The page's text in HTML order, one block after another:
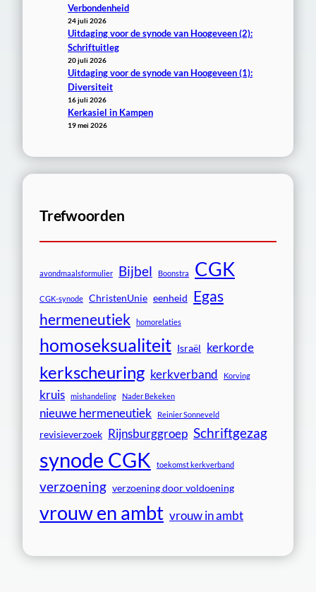
Verbondenheid
24 juli 2026
Uitdaging voor de synode van Hoogeveen (2):
Schriftuitleg
20 juli 2026
Uitdaging voor de synode van Hoogeveen (1):
Diversiteit
16 juli 2026
Kerkasiel in Kampen
19 mei 2026
Trefwoorden
avondmaalsformulier Bijbel Boonstra CGK
CGK-synode ChristenUnie eenheid Egas
hermeneutiek
homorelaties
homoseksualiteit Israël kerkorde
kerkscheuring kerkverband Korving
kruis mishandeling Nader Bekeken
nieuwe hermeneutiek Reinier Sonneveld
revisieverzoek Rijnsburggroep Schriftgezag
synode CGK toekomst kerkverband
verzoening verzoening door voldoening
vrouw en ambt vrouw in ambt